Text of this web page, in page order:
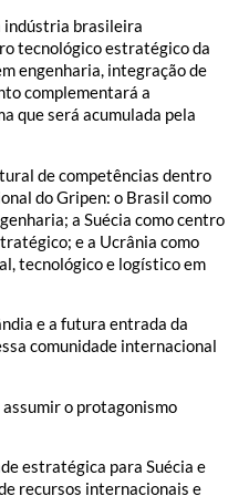
indústria brasileira
tecnológico estratégico da
engenharia, integração de
complementará a
que será acumulada pela
de competências dentro
do Gripen: o Brasil como
a Suécia como centro
e a Ucrânia como
tecnológico e logístico em
e a futura entrada da
comunidade internacional
o protagonismo
estratégica para Suécia e
recursos internacionais e